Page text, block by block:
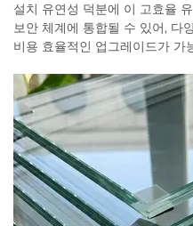
설치 유연성 덕분에 이 고효율
보안 체계에 통합될 수 있어, 다
비용 효율적인 업그레이드가 가